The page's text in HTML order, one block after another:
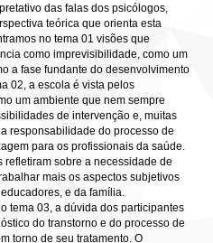
das falas dos psicólogos,
teórica que orienta esta
no tema 01 visões que
como imprevisibilidade, como um
a fase fundante do desenvolvimento
02, a escola é vista pelos
um ambiente que nem sempre
de intervenção e, muitas
responsabilidade do processo de
para os profissionais da saúde.
refletiram sobre a necessidade de
mais os aspectos subjetivos
e da família.
tema 03, a dúvida dos participantes
do transtorno e do processo de
torno de seu tratamento. O